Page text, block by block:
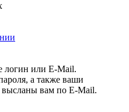
логин или E-Mail.
а также ваши
высланы вам по E-Mail.